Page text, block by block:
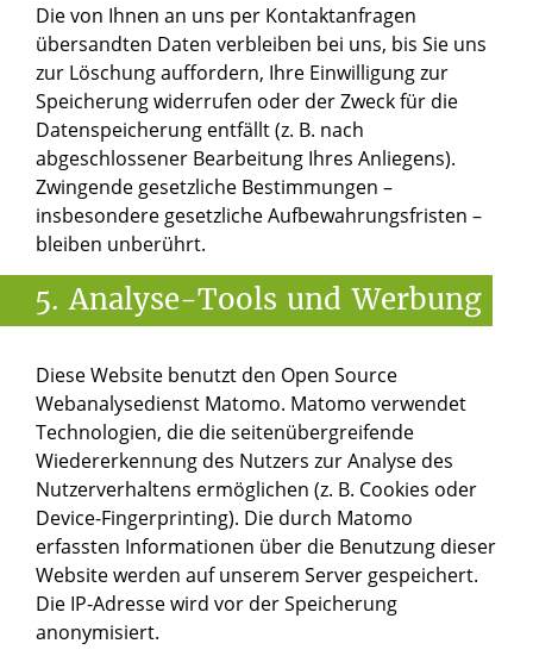
Die von Ihnen an uns per Kontaktanfragen
übersandten Daten verbleiben bei uns, bis Sie uns
zur Löschung auffordern, Ihre Einwilligung zur
Speicherung widerrufen oder der Zweck für die
Datenspeicherung entfällt (z. B. nach
abgeschlossener Bearbeitung Ihres Anliegens).
Zwingende gesetzliche Bestimmungen –
insbesondere gesetzliche Aufbewahrungsfristen –
bleiben unberührt.
5. Analyse-Tools und Werbung
Diese Website benutzt den Open Source
Webanalysedienst Matomo. Matomo verwendet
Technologien, die die seitenübergreifende
Wiedererkennung des Nutzers zur Analyse des
Nutzerverhaltens ermöglichen (z. B. Cookies oder
Device-Fingerprinting). Die durch Matomo
erfassten Informationen über die Benutzung dieser
Website werden auf unserem Server gespeichert.
Die IP-Adresse wird vor der Speicherung
anonymisiert.